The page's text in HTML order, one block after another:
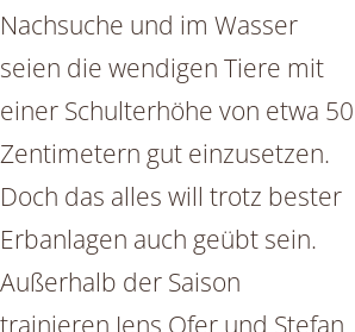
Nachsuche und im Wasser
seien die wendigen Tiere mit
einer Schulterhöhe von etwa 50
Zentimetern gut einzusetzen.
Doch das alles will trotz bester
Erbanlagen auch geübt sein.
Außerhalb der Saison
trainieren Jens Ofer und Stefan